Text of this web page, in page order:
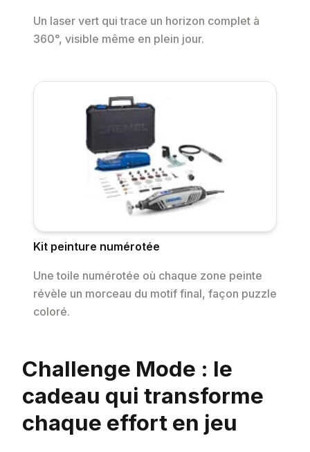
Un laser vert qui trace un horizon complet à
360°, visible même en plein jour.
Kit peinture numérotée
Une toile numérotée où chaque zone peinte
révèle un morceau du motif final, façon puzzle
coloré.
Challenge Mode : le
cadeau qui transforme
chaque effort en jeu